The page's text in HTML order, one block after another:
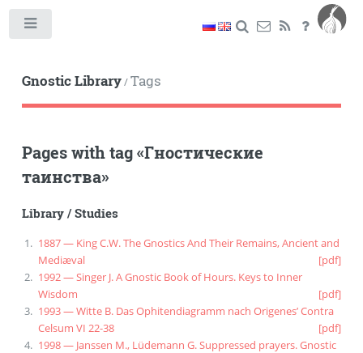
Gnostic Library/Tags
Pages with tag«Гностические
таинства»
Library/Studies
1887 — King C.W. The Gnostics And Their Remains, Ancient and
Mediæval
[pdf]
1992 — Singer J. A Gnostic Book of Hours. Keys to Inner
Wisdom
[pdf]
1993 — Witte B. Das Ophitendiagramm nach Origenes’ Contra
Celsum VI 22-38
[pdf]
1998 — Janssen M., Lüdemann G. Suppressed prayers. Gnostic